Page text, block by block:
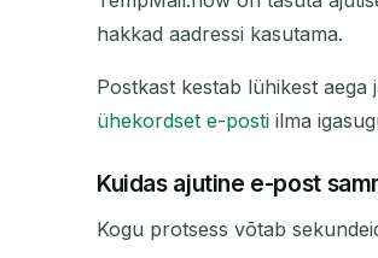
hakkad aadressi kasutama.
Postkast kestab lühikest aega
ühekordset e-posti ilma
Kuidas ajutine e-post
Kogu protsess võtab